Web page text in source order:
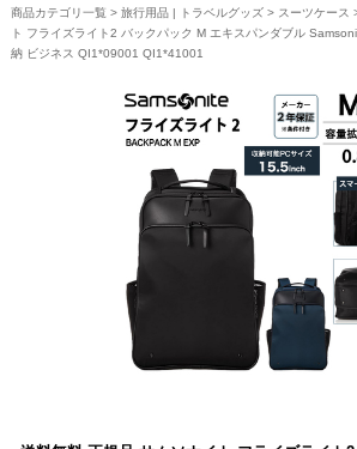
商品カテゴリ一覧 > 旅行用品 | トラベルグッズ> スーツケース
ト フライズライト2 バックパック M エキスパンダブル
納 ビジネス QI1*09001 QI1*41001